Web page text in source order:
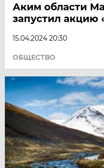
Аким области
запустил акцию
15.04.2024 20:30
ОБЩЕСТВО